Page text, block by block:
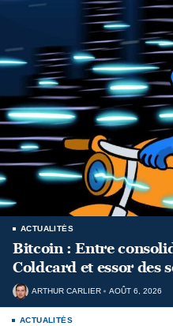
ACTUALITÉS
Bitcoin : Entre
Coldcard et essor des
ARTHUR CARLIER AOÛT 6, 2026
ACTUALITÉS